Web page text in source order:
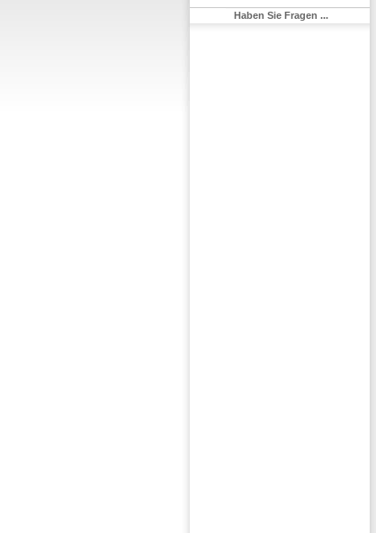
Haben Sie Fragen ...